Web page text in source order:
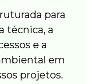
para
técnica, a
e a
em
projetos.